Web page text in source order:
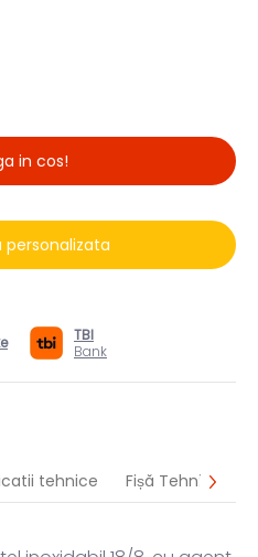
in cos!
TBI
Bank
tehnice Fișă Tehnică